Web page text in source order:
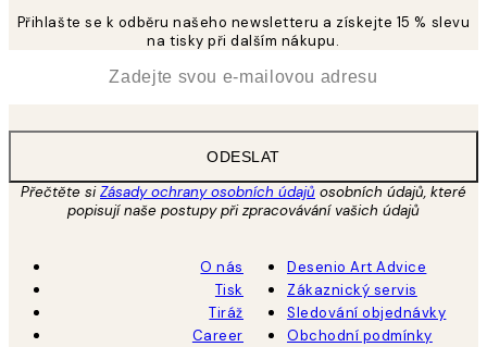
Přihlašte se k odběru našeho newsletteru a získejte 15 % slevu
na tisky při dalším nákupu.
ODESLAT
Přečtěte siZásady ochrany osobních údajů osobních údajů, které
popisují naše postupy při zpracovávání vašich údajů
O nás
Tisk
Tiráž
Career
Desenio Art Advice
Zákaznický servis
Sledování objednávky
Obchodní podmínky